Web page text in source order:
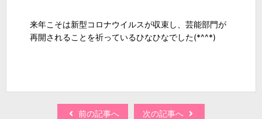
来年こそは新型コロナウイルスが収束し、芸能部門が
再開されることを祈っているひなひなでした(*^^*)
前の記事へ 次の記事へ